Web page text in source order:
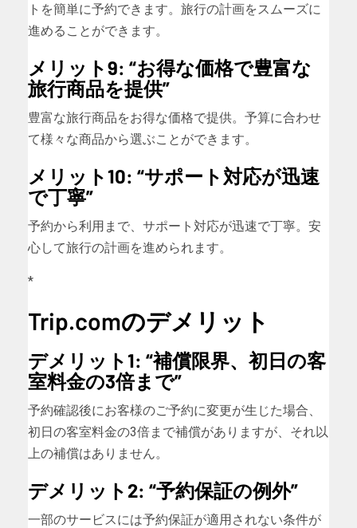
トを簡単に予約できます。旅行の計画をスムーズに
進めることができます。
メリット9: “お得な価格で豊富な
旅行商品を提供”
豊富な旅行商品をお得な価格で提供。予算に合わせ
て様々な商品から選ぶことができます。
メリット10: “サポート対応が迅速
で丁寧”
予約から利用まで、サポート対応が迅速で丁寧。安
心して旅行の計画を進められます。
*
Trip.comのデメリット
デメリット1: “補償限界、初日の客
室料金の3倍まで”
予約確認後にお客様のご予約に変更が生じた場合、
初日の客室料金の3倍まで補償がありますが、それ以
上の補償はありません。
デメリット2: “予約保証の例外”
一部のサービスには予約保証が適用されない条件が